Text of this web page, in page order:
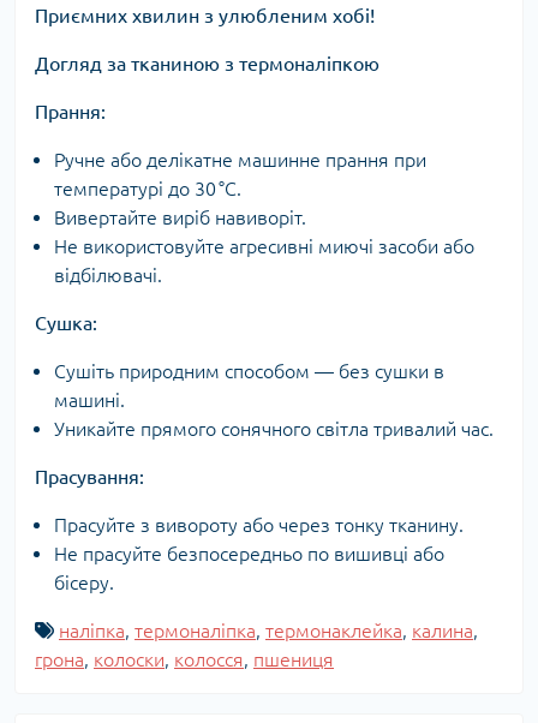
Приємних хвилин з улюбленим хобі!
Догляд за тканиною з термоналіпкою
Прання:
Ручне або делікатне машинне прання при
температурі до 30 °C.
Вивертайте виріб навиворіт.
Не використовуйте агресивні миючі засоби або
відбілювачі.
Сушка:
Сушіть природним способом — без сушки в
машині.
Уникайте прямого сонячного світла тривалий час.
Прасування:
Прасуйте з вивороту або через тонку тканину.
Не прасуйте безпосередньо по вишивці або
бісеру.
наліпка, термоналіпка, термонаклейка, калина,
грона, колоски, колосся, пшениця